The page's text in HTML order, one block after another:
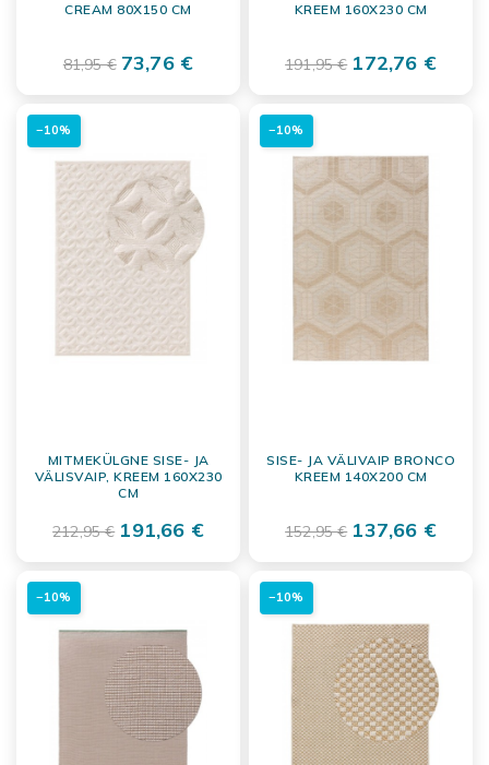
CREAM 80X150 CM
81,95 € 73,76 €
KREEM 160X230 CM
191,95 € 172,76 €
MITMEKÜLGNE SISE- JA
VÄLISVAIP, KREEM 160X230
CM
212,95 € 191,66 €
−10%
SISE- JA VÄLIVAIP BRONCO
KREEM 140X200 CM
152,95 € 137,66 €
−10%
−10% −10%